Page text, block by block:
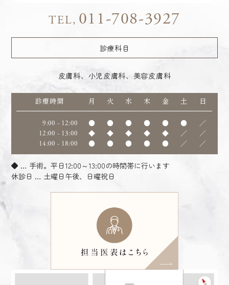
TEL, 011-708-3927
診療科目
皮膚科、小児皮膚科、美容皮膚科
診療時間 月 火 水 木 金 土 日
9:00 - 12:00 ● ● ● ● ● ● ／
12:00 - 13:00 ◆ ◆ ◆ ◆ ◆ ／ ／
14:00 - 18:00 ● ● ● ● ● ／ ／
◆ … 手術。平日12:00～13:00の時間帯に行います
休診日 … 土曜日午後、日曜祝日